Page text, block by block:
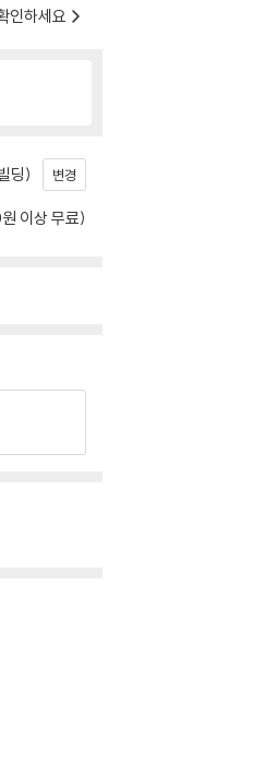
인하세요
딩) 변경
이상 무료)